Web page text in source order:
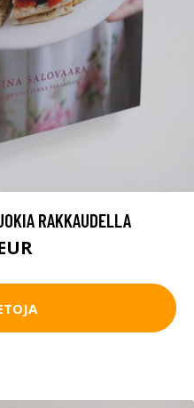
RAKKAUDELLA